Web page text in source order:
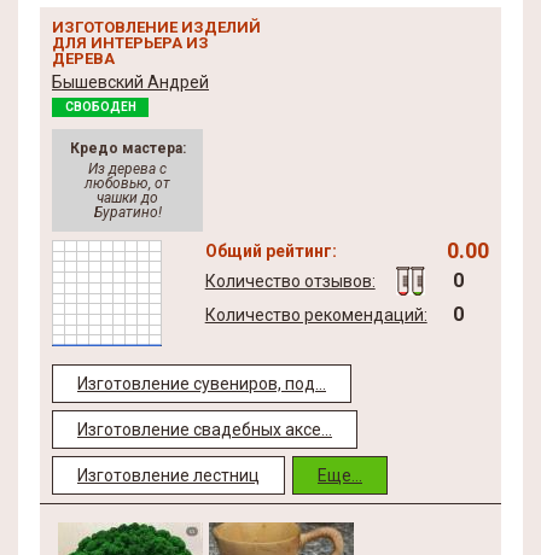
ИЗГОТОВЛЕНИЕ ИЗДЕЛИЙ
ДЛЯ ИНТЕРЬЕРА ИЗ
ДЕРЕВА
Бышевский Андрей
СВОБОДЕН
Кредо мастера:
Из дерева с
любовью, от
чашки до
Буратино!
Общий рейтинг: 0.00
Количество отзывов: 0
Количество рекомендаций: 0
Изготовление сувениров, под...
Изготовление свадебных аксе...
Изготовление лестниц Еще...